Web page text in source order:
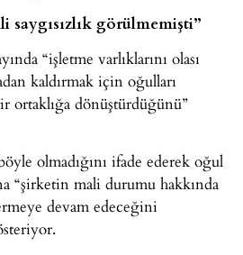
saygısızlık görülmemişti”
“işletme varlıklarını olası
kaldırmak için oğulları
ortaklığa dönüştürdüğünü”
olmadığını ifade ederek oğul
“şirketin mali durumu hakkında
devam edeceğini